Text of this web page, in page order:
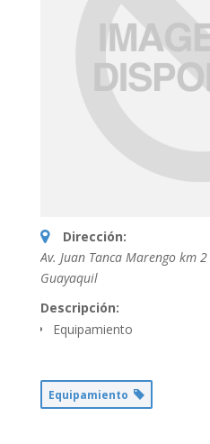
Dirección:
Av. Juan Tanca Marengo km
Guayaquil
Descripción:
Equipamiento
Equipamiento